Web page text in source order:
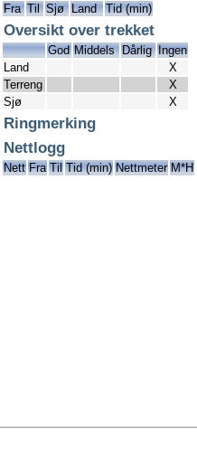
Fra Til Sjø Land Tid (min)
Oversikt over trekket
God Middels Dårlig Ingen
Land
X
Terreng
X
Sjø
X
Ringmerking
Nettlogg
Nett Fra Til Tid (min) Nettmeter M*H